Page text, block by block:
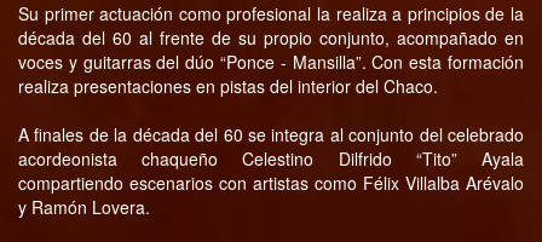
Su primer actuación como profesional la realiza a principios de la
década del 60 al frente de su propio conjunto, acompañado en
voces y guitarras del dúo “Ponce - Mansilla”. Con esta formación
realiza presentaciones en pistas del interior del Chaco.
A finales de la década del 60 se integra al conjunto del celebrado
acordeonista chaqueño Celestino Dilfrido “Tito” Ayala
compartiendo escenarios con artistas como Félix Villalba Arévalo
y Ramón Lovera.